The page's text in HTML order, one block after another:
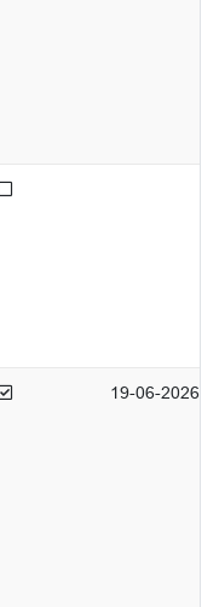
Niet afgedaan
Afgedaan 19-06-2026